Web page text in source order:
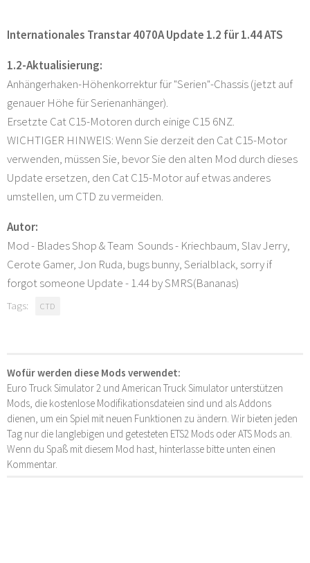
Internationales Transtar 4070A Update 1.2 für 1.44 ATS
1.2-Aktualisierung:
Anhängerhaken-Höhenkorrektur für "Serien"-Chassis (jetzt auf
genauer Höhe für Serienanhänger).
Ersetzte Cat C15-Motoren durch einige C15 6NZ.
WICHTIGER HINWEIS: Wenn Sie derzeit den Cat C15-Motor
verwenden, müssen Sie, bevor Sie den alten Mod durch dieses
Update ersetzen, den Cat C15-Motor auf etwas anderes
umstellen, um CTD zu vermeiden.
Autor:
Mod - Blades Shop & Team Sounds - Kriechbaum, Slav Jerry,
Cerote Gamer, Jon Ruda, bugs bunny, Serialblack, sorry if
forgot someone Update - 1.44 by SMRS(Bananas)
Tags: CTD
Wofür werden diese Mods verwendet:
Euro Truck Simulator 2 und American Truck Simulator unterstützen
Mods, die kostenlose Modifikationsdateien sind und als Addons
dienen, um ein Spiel mit neuen Funktionen zu ändern. Wir bieten jeden
Tag nur die langlebigen und getesteten ETS2 Mods oder ATS Mods an.
Wenn du Spaß mit diesem Mod hast, hinterlasse bitte unten einen
Kommentar.